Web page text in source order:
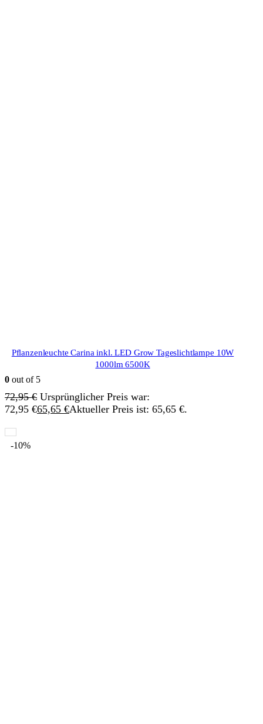
Pflanzenleuchte Carina inkl. LED Grow Tageslichtlampe 10W
1000lm 6500K
0 out of 5
72,95€ Ursprünglicher Preis war:
72,95 €65,65 €Aktueller Preis ist: 65,65 €.
-10%